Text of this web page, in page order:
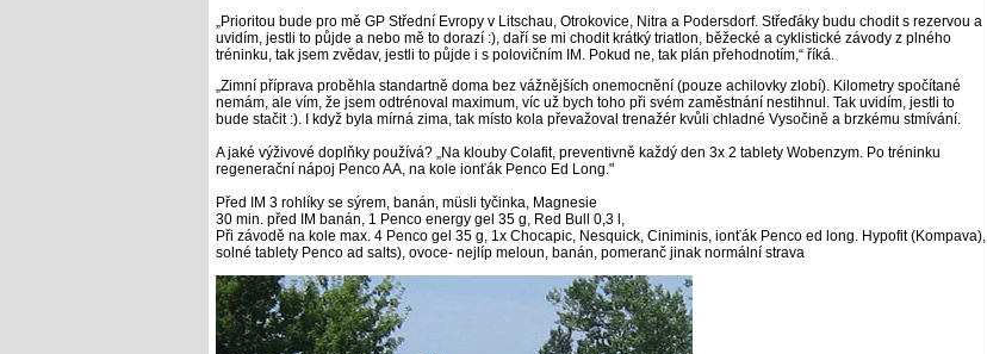
„Prioritou bude pro mě GP Střední Evropy v Litschau, Otrokovice, Nitra a Podersdorf. Střeďáky budu chodit s rezervou a
uvidím, jestli to půjde a nebo mě to dorazí :), daří se mi chodit krátký triatlon, běžecké a cyklistické závody z plného
tréninku, tak jsem zvědav, jestli to půjde i s polovičním IM. Pokud ne, tak plán přehodnotím,“ říká.
„Zimní příprava proběhla standartně doma bez vážnějších onemocnění (pouze achilovky zlobí). Kilometry spočítané
nemám, ale vím, že jsem odtrénoval maximum, víc už bych toho při svém zaměstnání nestihnul. Tak uvidím, jestli to
bude stačit :). I když byla mírná zima, tak místo kola převažoval trenažér kvůli chladné Vysočině a brzkému stmívání.
A jaké výživové doplňky používá? „Na klouby Colafit, preventivně každý den 3x 2 tablety Wobenzym. Po tréninku
regenerační nápoj Penco AA, na kole ionťák Penco Ed Long."
Před IM 3 rohlíky se sýrem, banán, müsli tyčinka, Magnesie
30 min. před IM banán, 1 Penco energy gel 35 g, Red Bull 0,3 l,
Při závodě na kole max. 4 Penco gel 35 g, 1x Chocapic, Nesquick, Ciniminis, ionťák Penco ed long. Hypofit (Kompava),
solné tablety Penco ad salts), ovoce- nejlíp meloun, banán, pomeranč jinak normální strava